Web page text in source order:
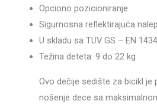
Opciono pozicioniranje
Sigurnosna reflektirajuća
U skladu sa TÜV GS – EN
Težina deteta: 9 do 22 kg
Ovo dečije sedište za bicikl
nošenje dece sa